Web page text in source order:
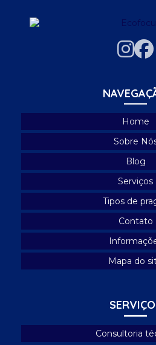
Empresa dedetizadora de cupim
Empresa dedetizadora de ratos
Empresa de desinsetização e
Empresa de desratização
Empresa especializada em controle
Empresa especializada em limpeza
Empresa de higienização de caixa
Empresa de lavagem de caixa d'água
Empresa de limpeza caixa d'água
Empresas que fazem descupinização
Especialista controle de pragas
Home
Sobre
Blog
Serviços
Tipos de
Contato
Mapa do
Consultoria